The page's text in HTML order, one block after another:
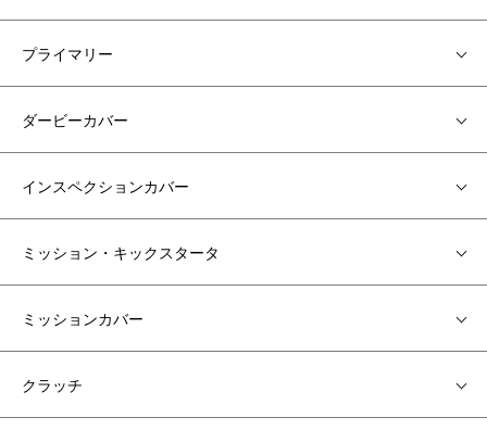
プライマリー
ダービーカバー
インスペクションカバー
ミッション・キックスタータ
ミッションカバー
クラッチ